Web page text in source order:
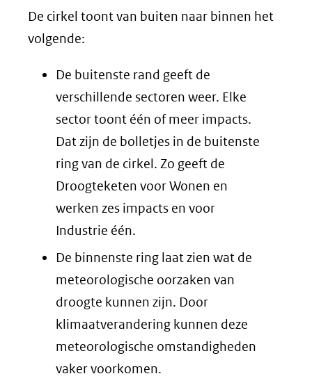
De cirkel toont van buiten naar binnen het
volgende:
De buitenste rand geeft de
verschillende sectoren weer. Elke
sector toont één of meer impacts.
Dat zijn de bolletjes in de buitenste
ring van de cirkel. Zo geeft de
Droogteketen voor Wonen en
werken zes impacts en voor
Industrie één.
De binnenste ring laat zien wat de
meteorologische oorzaken van
droogte kunnen zijn. Door
klimaatverandering kunnen deze
meteorologische omstandigheden
vaker voorkomen.